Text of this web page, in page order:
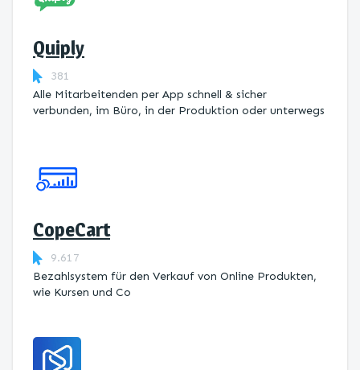
Quiply
381
Alle Mitarbeitenden per App schnell & sicher
verbunden, im Büro, in der Produktion oder unterwegs
CopeCart
9.617
Bezahlsystem für den Verkauf von Online Produkten,
wie Kursen und Co